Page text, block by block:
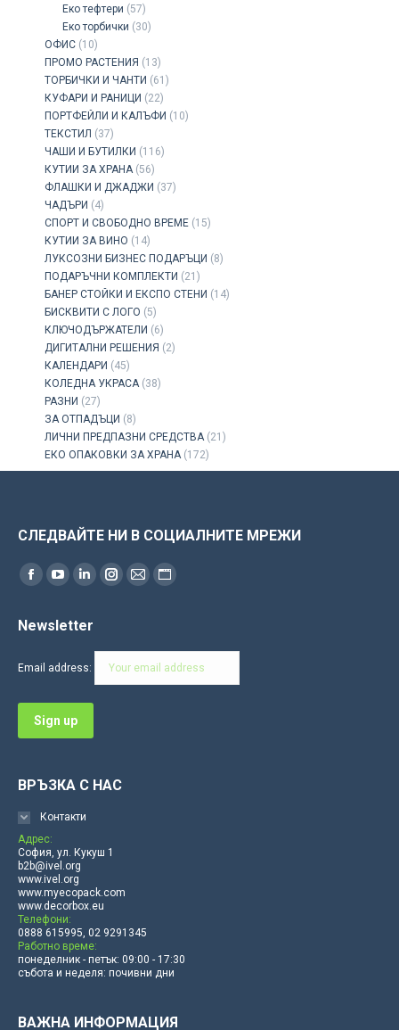
Еко тефтери (57)
Еко торбички (30)
ОФИС (10)
ПРОМО РАСТЕНИЯ (13)
ТОРБИЧКИ И ЧАНТИ (61)
КУФАРИ И РАНИЦИ (22)
ПОРТФЕЙЛИ И КАЛЪФИ (10)
ТЕКСТИЛ (37)
ЧАШИ И БУТИЛКИ (116)
КУТИИ ЗА ХРАНА (56)
ФЛАШКИ И ДЖАДЖИ (37)
ЧАДЪРИ (4)
СПОРТ И СВОБОДНО ВРЕМЕ (15)
КУТИИ ЗА ВИНО (14)
ЛУКСОЗНИ БИЗНЕС ПОДАРЪЦИ (8)
ПОДАРЪЧНИ КОМПЛЕКТИ (21)
БАНЕР СТОЙКИ И ЕКСПО СТЕНИ (14)
БИСКВИТИ С ЛОГО (5)
КЛЮЧОДЪРЖАТЕЛИ (6)
ДИГИТАЛНИ РЕШЕНИЯ (2)
КАЛЕНДАРИ (45)
КОЛЕДНА УКРАСА (38)
РАЗНИ (27)
ЗА ОТПАДЪЦИ (8)
ЛИЧНИ ПРЕДПАЗНИ СРЕДСТВА (21)
ЕКО ОПАКОВКИ ЗА ХРАНА (172)
СЛЕДВАЙТЕ НИ В СОЦИАЛНИТЕ МРЕЖИ
Find us on:
Facebook
opens
window
YouTube
opens
window
Linkedin
opens
window
Instagram
in
Mail
in
Website
in
Newsletter
Email address:
ВРЪЗКА С НАС
Контакти
Адрес:
София, ул. Кукуш 1
b2b@ivel.org
www.ivel.org
www.myecopack.com
www.decorbox.eu
Телефони:
0888 615995, 02 9291345
Работно време:
понеделник - петък: 09:00 - 17:30
събота и неделя: почивни дни
ВАЖНА ИНФОРМАЦИЯ